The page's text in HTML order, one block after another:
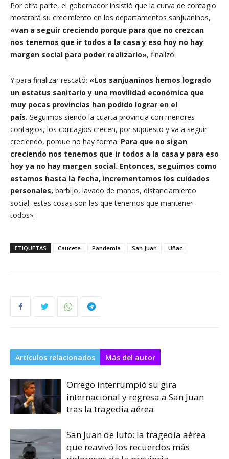
Por otra parte, el gobernador insistió que la curva de contagio
mostrará su crecimiento en los departamentos sanjuaninos,
«van a seguir creciendo porque para que no crezcan
nos tenemos que ir todos a la casa y eso hoy no hay
margen social para poder realizarlo», finalizó.
Y para finalizar rescató: «Los sanjuaninos hemos logrado
un estatus sanitario y una movilidad económica que
muy pocas provincias han podido lograr en el
país. Seguimos siendo la cuarta provincia con menores
contagios, los contagios crecen, por supuesto y va a seguir
creciendo, porque no hay forma. Para que no sigan
creciendo nos tenemos que ir todos a la casa y para eso
hoy ya no hay margen social. Entonces, seguimos como
estamos hasta la fecha, incrementamos los cuidados
personales, barbijo, lavado de manos, distanciamiento
social, estas cosas son las que tenemos que mantener
todos».
ETIQUETAS Caucete Pandemia San Juan Uñac
Artículos relacionados Más del autor
Orrego interrumpió su gira
internacional y regresa a San Juan
tras la tragedia aérea
San Juan de luto: la tragedia aérea
que reavivó los recuerdos más